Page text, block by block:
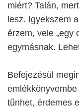
miért? Talán,
lesz. Igyekszem
érzem, vele „egy
egymásnak.
Befejezésül
tűnhet, érdemes